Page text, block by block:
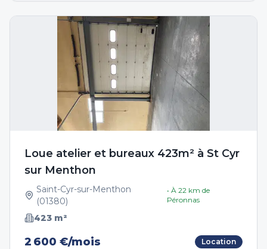
Loue atelier et bureaux 423m² à St Cyr
sur Menthon
Saint-Cyr-sur-Menthon
(01380)
• À 22 km de
Péronnas
423 m²
2 600 €/mois Location